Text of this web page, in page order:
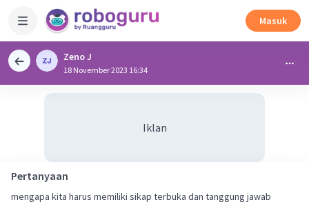
Masuk
Zeno J
18 November 2023 16:34
Iklan
Pertanyaan
mengapa kita harus memiliki sikap terbuka dan tanggung jawab